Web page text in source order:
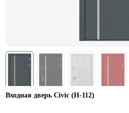
Входная дверь Civic (Н-112)